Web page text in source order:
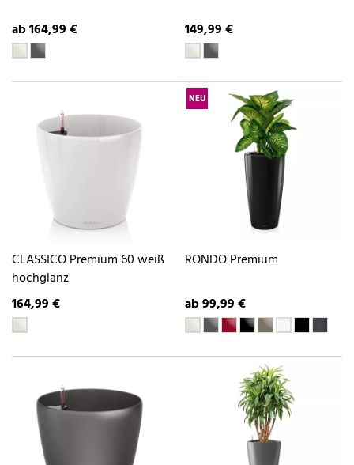
ab 164,99 € 149,99 €
CLASSICO Premium 60 weiß
hochglanz
164,99 €
NEU
RONDO Premium
ab 99,99 €